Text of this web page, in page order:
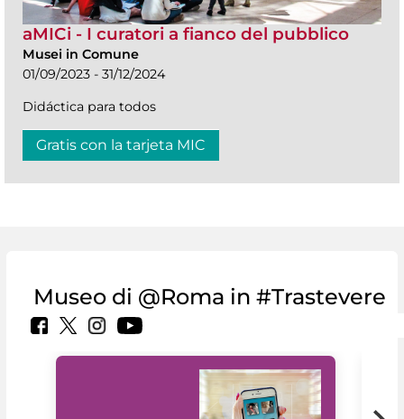
aMICi - I curatori a fianco del pubblico
Musei in Comune
01/09/2023 - 31/12/2024
Didáctica para todos
Gratis con la tarjeta MIC
Museo di @Roma in #Trastevere